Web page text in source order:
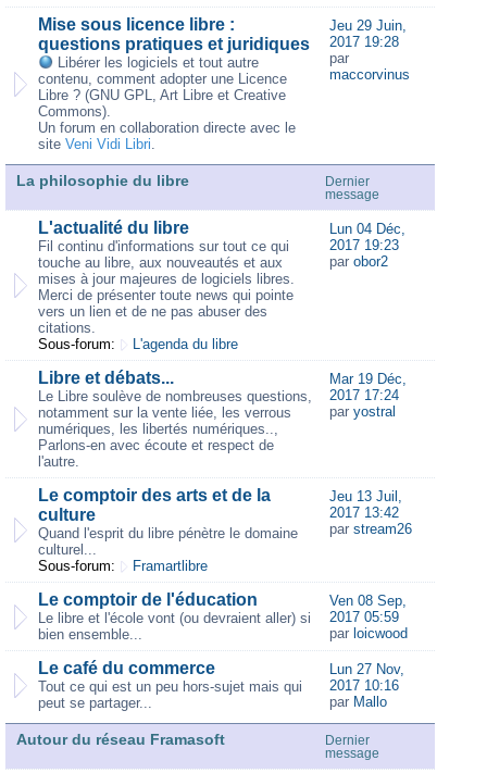
Mise sous licence libre :
questions pratiques et juridiques
Libérer les logiciels et tout autre
contenu, comment adopter une Licence
Libre ? (GNU GPL, Art Libre et Creative
Commons).
Un forum en collaboration directe avec le
site Veni Vidi Libri.
Jeu 29 Juin,
2017 19:28
par
maccorvinus
La philosophie du libre
Dernier
message
L'actualité du libre
Fil continu d'informations sur tout ce qui
touche au libre, aux nouveautés et aux
mises à jour majeures de logiciels libres.
Merci de présenter toute news qui pointe
vers un lien et de ne pas abuser des
citations.
Sous-forum:
L'agenda du libre
Lun 04 Déc,
2017 19:23
par obor2
Libre et débats...
Le Libre soulève de nombreuses questions,
notamment sur la vente liée, les verrous
numériques, les libertés numériques..,
Parlons-en avec écoute et respect de
l'autre.
Mar 19 Déc,
2017 17:24
par yostral
Le comptoir des arts et de la
culture
Quand l'esprit du libre pénètre le domaine
culturel...
Sous-forum:
Framartlibre
Jeu 13 Juil,
2017 13:42
par stream26
Le comptoir de l'éducation
Le libre et l'école vont (ou devraient aller) si
bien ensemble...
Ven 08 Sep,
2017 05:59
par loicwood
Le café du commerce
Tout ce qui est un peu hors-sujet mais qui
peut se partager...
Lun 27 Nov,
2017 10:16
par Mallo
Autour du réseau Framasoft
Dernier
message